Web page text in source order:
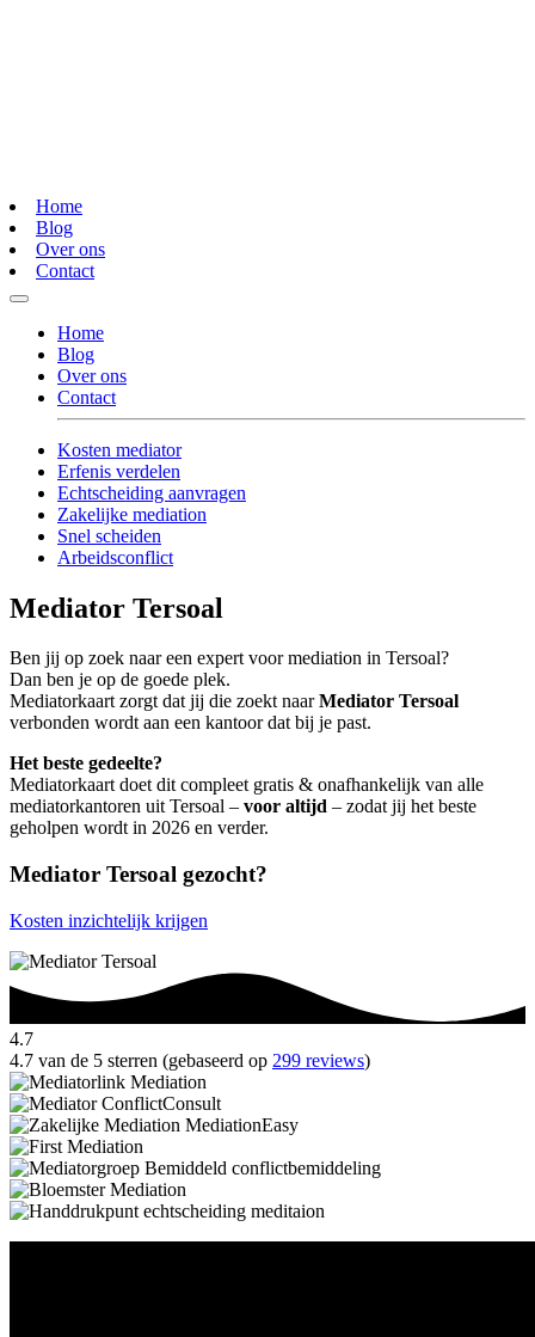
Home
Blog
Over ons
Contact
Home
Blog
Over ons
Contact
Kosten mediator
Erfenis verdelen
Echtscheiding aanvragen
Zakelijke mediation
Snel scheiden
Arbeidsconflict
Mediator Tersoal
Ben jij op zoek naar een expert voor mediation in Tersoal?
Dan ben je op de goede plek.
Mediatorkaart zorgt dat jij die zoekt naarMediator Tersoal
verbonden wordt aan een kantoor dat bij je past.
Het beste gedeelte?
Mediatorkaart doet dit compleet gratis & onafhankelijk van alle
mediatorkantoren uit Tersoal – voor altijd – zodat jij het beste
geholpen wordt in 2026 en verder.
Mediator Tersoal gezocht?
Kosten inzichtelijk krijgen
4.7
4.7 van de 5 sterren (gebaseerd op 299 reviews)